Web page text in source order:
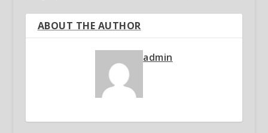
ABOUT THE AUTHOR
admin